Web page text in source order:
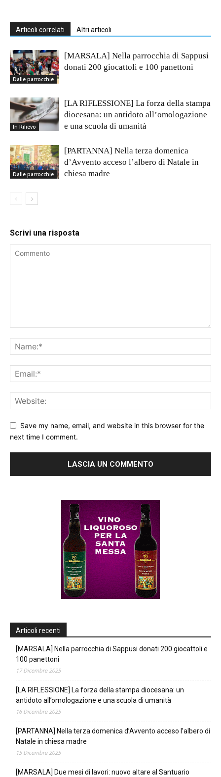
Articoli correlati Altri articoli
Dalle parrocchie
[MARSALA] Nella parrocchia di Sappusi
donati 200 giocattoli e 100 panettoni
In Rilievo
[LA RIFLESSIONE] La forza della stampa
diocesana: un antidoto all’omologazione
e una scuola di umanità
Dalle parrocchie
[PARTANNA] Nella terza domenica
d’Avvento acceso l’albero di Natale in
chiesa madre
Scrivi una risposta
Save my name, email, and website in this browser for the
next time I comment.
Articoli recenti
[MARSALA] Nella parrocchia di Sappusi donati 200 giocattoli e
100 panettoni
17 Dicembre 2025
[LA RIFLESSIONE] La forza della stampa diocesana: un
antidoto all’omologazione e una scuola di umanità
16 Dicembre 2025
[PARTANNA] Nella terza domenica d’Avvento acceso l’albero di
Natale in chiesa madre
15 Dicembre 2025
[MARSALA] Due mesi di lavori: nuovo altare al Santuario